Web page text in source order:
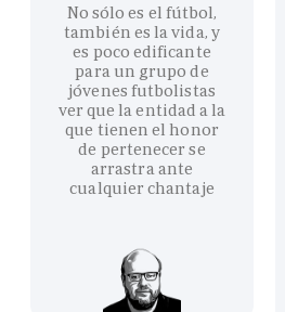
No sólo es el fútbol,
también es la vida, y
es poco edificante
para un grupo de
jóvenes futbolistas
ver que la entidad a la
que tienen el honor
de pertenecer se
arrastra ante
cualquier chantaje